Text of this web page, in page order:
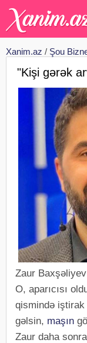
Xanim.az / Şou
"Kişi gərək
Zaur
O, aparıcısı
qismində iştirak
gəlsin, maşın
Zaur daha